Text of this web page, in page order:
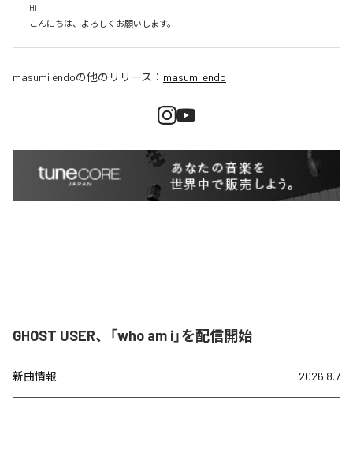
Hi
こんにちは、よろしくお願いします。
masumi endoの他のリリース： masumi endo
GHOST USER、「who am i」を配信開始
新曲情報 2026.8.7